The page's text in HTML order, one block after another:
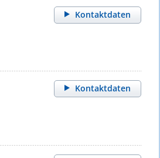
Kontaktdaten
Kontaktdaten